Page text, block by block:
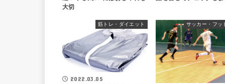
大切
筋トレ・ダイエット
2022.03.05
サッカー・フッ